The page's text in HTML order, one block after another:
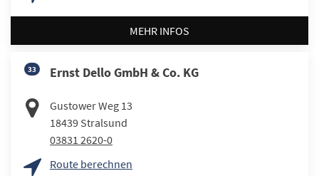
MEHR INFOS
33 Ernst Dello GmbH & Co. KG
Gustower Weg 13
18439 Stralsund
03831 2620-0
Route berechnen